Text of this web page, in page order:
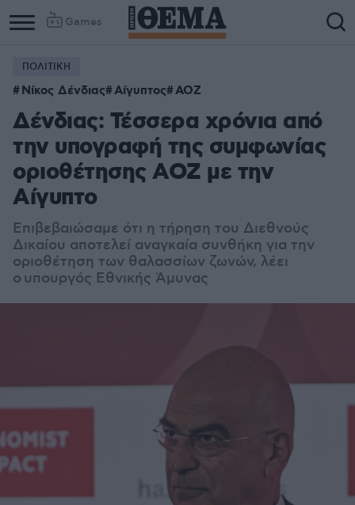
Games
ΠΟΛΙΤΙΚΗ
Νίκος Δένδιας Αίγυπτος ΑΟΖ
Δένδιας: Τέσσερα χρόνια από
την υπογραφή της συμφωνίας
οριοθέτησης ΑΟΖ με την
Αίγυπτο
Eπιβεβαιώσαμε ότι η τήρηση του Διεθνούς
Δικαίου αποτελεί αναγκαία συνθήκη για την
οριοθέτηση των θαλασσίων ζωνών, λέει
ο υπουργός Εθνικής Άμυνας